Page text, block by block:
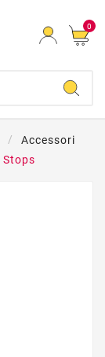
0
Accessori
Stops